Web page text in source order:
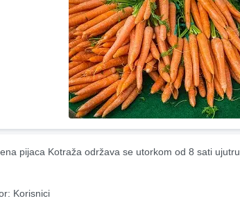
pijaca Kotraža održava se utorkom od 8 sati ujutru.
Korisnici